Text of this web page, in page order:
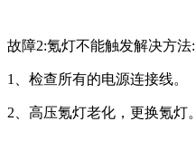
故障2:氪灯不能触发解决方法:
1、检查所有的电源连接线。
2、高压氪灯老化，更换氪灯。